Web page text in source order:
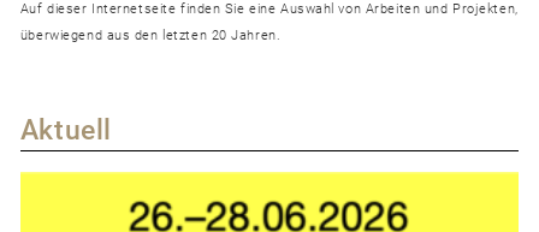
Auf dieser Internetseite finden Sie eine Auswahl von Arbeiten und Projekten,
überwiegend aus den letzten 20 Jahren.
Aktuell